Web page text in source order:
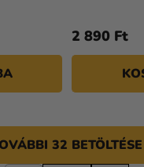
2 890 Ft
32 BETÖLTÉSE